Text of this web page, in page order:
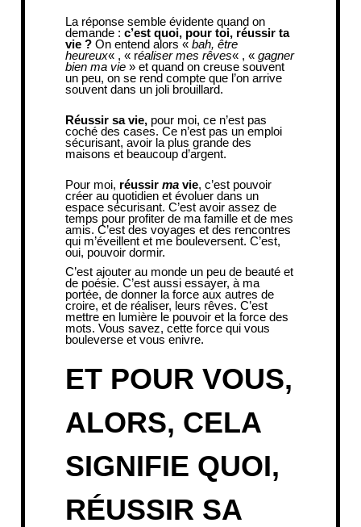
La réponse semble évidente quand on
demande : c’est quoi, pour toi, réussir ta
vie ? On entend alors « bah, être
heureux« , « réaliser mes rêves« , « gagner
bien ma vie » et quand on creuse souvent
un peu, on se rend compte que l’on arrive
souvent dans un joli brouillard.
Réussir sa vie, pour moi, ce n’est pas
coché des cases. Ce n’est pas un emploi
sécurisant, avoir la plus grande des
maisons et beaucoup d’argent.
Pour moi, réussir ma vie, c’est pouvoir
créer au quotidien et évoluer dans un
espace sécurisant. C’est avoir assez de
temps pour profiter de ma famille et de mes
amis. C’est des voyages et des rencontres
qui m’éveillent et me bouleversent. C’est,
oui, pouvoir dormir.
C’est ajouter au monde un peu de beauté et
de poésie. C’est aussi essayer, à ma
portée, de donner la force aux autres de
croire, et de réaliser, leurs rêves. C’est
mettre en lumière le pouvoir et la force des
mots. Vous savez, cette force qui vous
bouleverse et vous enivre.
ET POUR VOUS,
ALORS, CELA
SIGNIFIE QUOI,
RÉUSSIR SA